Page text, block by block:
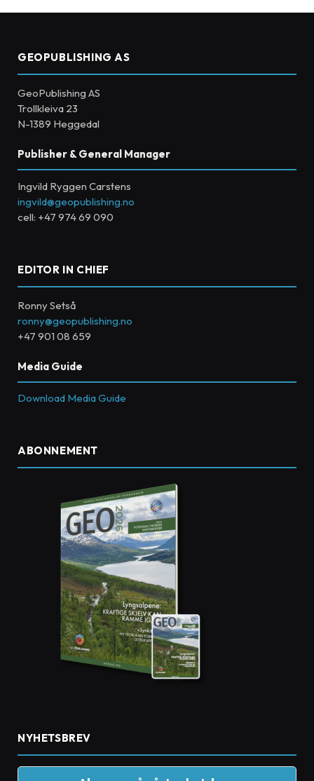
GEOPUBLISHING AS
GeoPublishing AS
Trollkleiva 23
N-1389 Heggedal
Publisher & General Manager
Ingvild Ryggen Carstens
ingvild@geopublishing.no
cell: +47 974 69 090
EDITOR IN CHIEF
Ronny Setså
ronny@geopublishing.no
+47 901 08 659
Media Guide
Download Media Guide
ABONNEMENT
NYHETSBREV